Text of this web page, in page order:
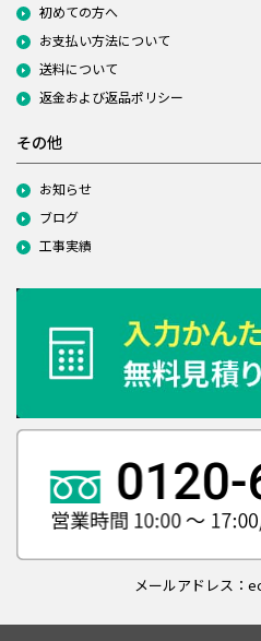
初めての方へ
お支払い方法について
送料について
返金および返品ポリシー
その他
お知らせ
ブログ
工事実績
メールアドレス：